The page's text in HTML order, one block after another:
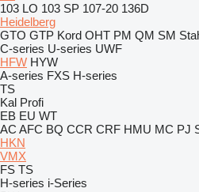
103 LO 103 SP 107-20 136D
Heidelberg
GTO GTP Kord OHT PM QM SM
C-series U-series UWF
HFW HYW
A-series FXS H-series
TS
Kal Profi
EB EU WT
AC AFC BQ CCR CRF HMU MC PJ
HKN
VMX
FS TS
H-series i-Series